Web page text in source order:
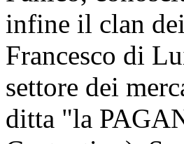
infine il clan
Francesco di
settore dei
ditta "la